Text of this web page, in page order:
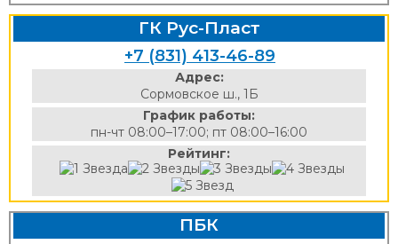
ГК Рус-Пласт
+7 (831) 413-46-89
Адрес:
Сормовское ш., 1Б
График работы:
пн-чт 08:00–17:00; пт 08:00–16:00
Рейтинг:
ПБК